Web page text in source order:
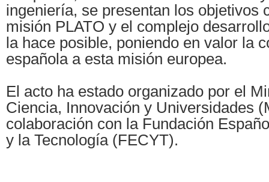
ingeniería, se presentan los objetivos
misión PLATO y el complejo
la hace posible, poniendo en valor la
española a esta misión europea.
El acto ha estado organizado por el
Ciencia, Innovación y Universidades
colaboración con la Fundación
y la Tecnología (FECYT).